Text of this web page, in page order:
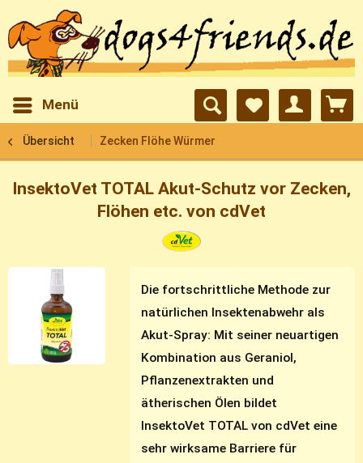
Menü
Übersicht Zecken Flöhe Würmer
InsektoVet TOTAL Akut-Schutz vor Zecken,
Flöhen etc. von cdVet
Die fortschrittliche Methode zur
natürlichen Insektenabwehr als
Akut-Spray: Mit seiner neuartigen
Kombination aus Geraniol,
Pflanzenextrakten und
ätherischen Ölen bildet
InsektoVet TOTAL von cdVet eine
sehr wirksame Barriere für